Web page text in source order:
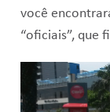
você
“oficiais”, que